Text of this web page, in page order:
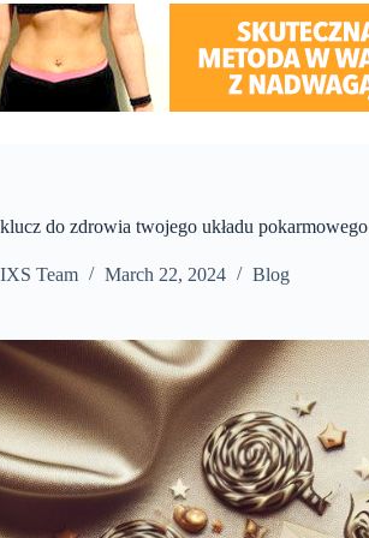
do zdrowia twojego układu pokarmowego
IXS Team March 22, 2024 Blog